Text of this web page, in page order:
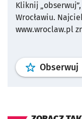
Kliknij
Wrocławiu.
www.wroclaw.pl
Obserwuj